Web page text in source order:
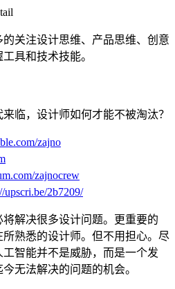
关注设计思维、产品思维、创意
具和技术技能。
zajno
zajnocrew
upscri.be/2b7209/
解决很多设计问题。更重要的
熟悉的设计师。但不用担心。尽
智能并不是威胁，而是一个发
无法解决的问题的机会。